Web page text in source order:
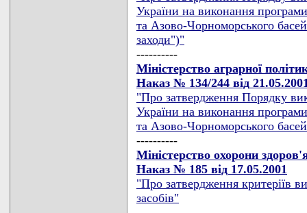
України на виконання
та Азово-Чорноморського
заходи")"
----------
Міністерство аграрної
Наказ № 134/244 від
"Про затвердження Порядку
України на виконання
та Азово-Чорноморського
----------
Міністерство охорони
Наказ № 185 від 17.05.2001
"Про затвердження критеріїв
засобів"